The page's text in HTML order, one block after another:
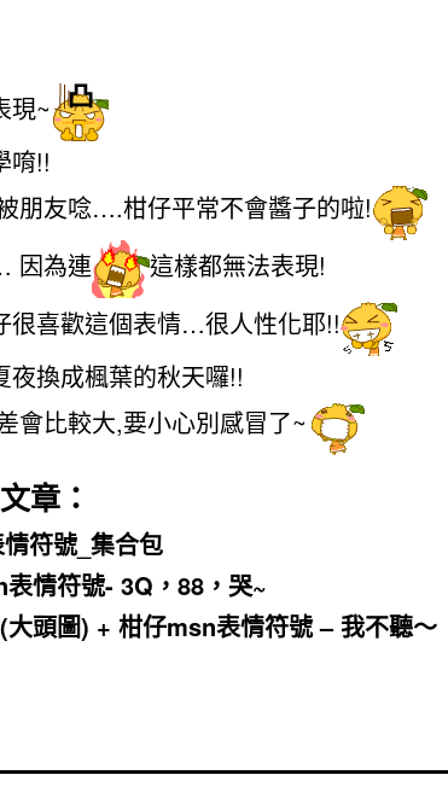
現~
唷!!
朋友唸….柑仔平常不會醬子的啦!
因為連
這樣都無法表現!
喜歡這個表情…很人性化耶!!
夜換成楓葉的秋天囉!!
會比較大,要小心別感冒了~
章：
符號_集合包
情符號- 3Q，88，哭~
大頭圖) + 柑仔msn表情符號 – 我不聽～